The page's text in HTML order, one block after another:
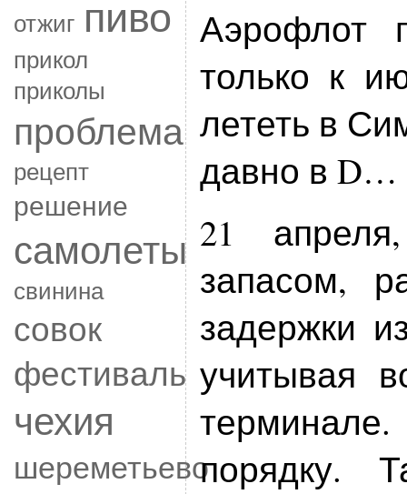
отжиг пиво
прикол
приколы
проблема
рецепт
решение
самолеты
свинина
совок
фестиваль
чехия
шереметьево
Аэрофлот
только к
лететь в
давно в D…
21
запасом,
задержки
учитывая
порядку.